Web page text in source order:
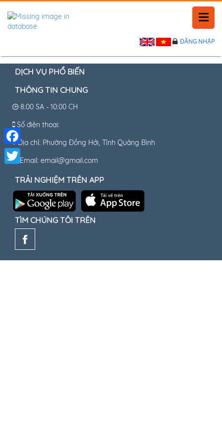
LỊCH SỬ
TIN TỨC
PHẢN HỒI
LIÊN HỆ
ĐĂNG NHẬP
DỊCH VỤ PHỔ BIẾN
THÔNG TIN CHUNG
8:00 SA - 10:00 CH
Số điện thoại:
Địa chỉ: Phường Đồng Hới, Tỉnh Quảng Bình
Email: email@gmail.com
TRẢI NGHIỆM TRÊN APP
TÌM CHÚNG TÔI TRÊN
Facebook